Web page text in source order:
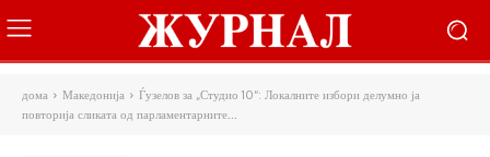
дома Македонија
Ѓузелов за „Студио 10“: Локалните избори делумно ја
повторија сликата од парламентарните...